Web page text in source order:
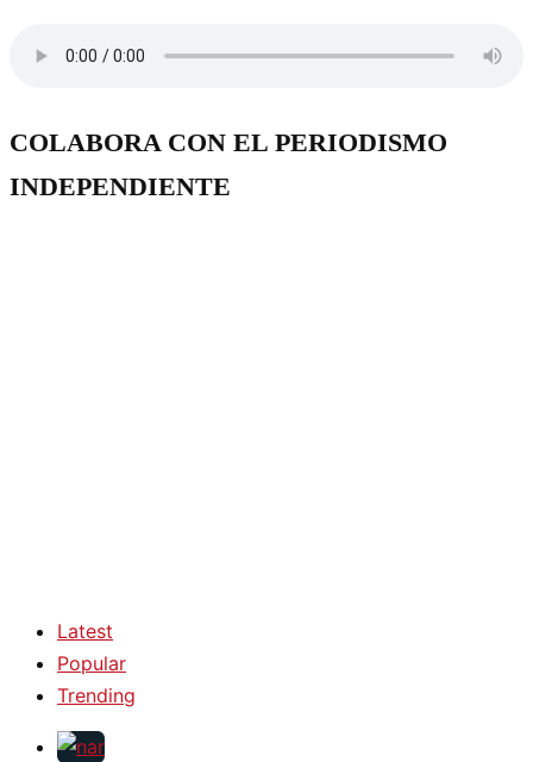
COLABORA CON EL PERIODISMO
INDEPENDIENTE
Latest
Popular
Trending